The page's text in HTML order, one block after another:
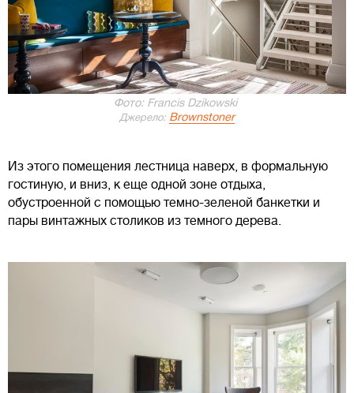
Фото: Francis Dzikowski
Джерело: Brownstoner
Из этого помещения лестница наверх, в формальную
гостиную, и вниз, к еще одной зоне отдыха,
обустроенной с помощью темно-зеленой банкетки и
пары винтажных столиков из темного дерева.